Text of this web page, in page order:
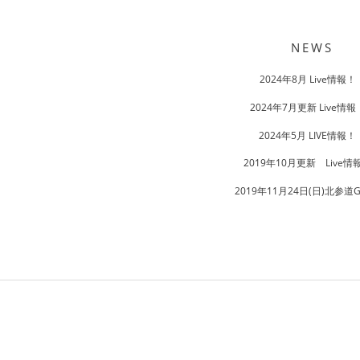
NEWS
2024年8月 Live情報！
2024年7月更新 Live情報
2024年5月 LIVE情報！
2019年10月更新 Live情
2019年11月24日(日)北参道